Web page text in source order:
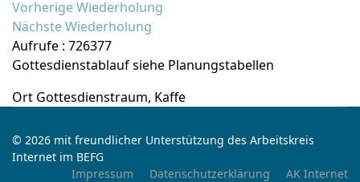
Vorherige Wiederholung
Nächste Wiederholung
Aufrufe : 726377
Gottesdienstablauf siehe Planungstabellen
Ort Gottesdienstraum, Kaffe
© 2026 mit freundlicher Unterstützung des Arbeitskreis
Internet im BEFG
Impressum
Datenschutzerklärung AK Internet